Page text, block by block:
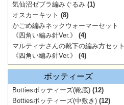
気仙沼ゼブラ編みぐるみ (1)
オスカーキット (8)
かごめ編みネックウォーマーセット
《四角い編み針Ver.》
(4)
マルティナさんの靴下の編み方セット
《四角い編み針Ver.》
(4)
ボッティーズ
Bottiesボッティーズ(靴底) (12)
Bottiesボッティーズ(中敷き) (12)